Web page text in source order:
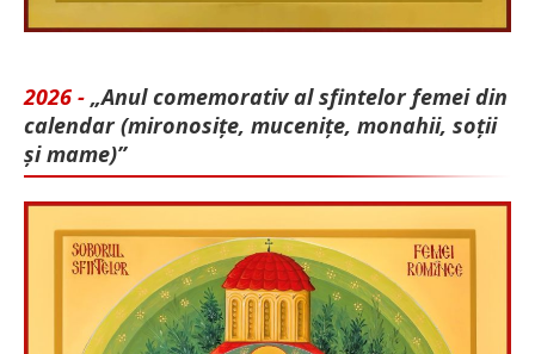
2026 - „Anul comemorativ al sfintelor femei din
calendar (mironosițe, mu­cenițe, monahii, soții
și mame)”